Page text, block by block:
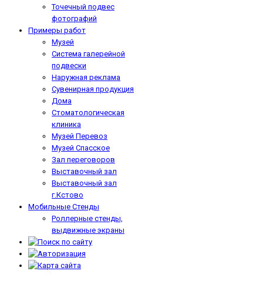
Точечный подвес
фотографий
Примеры работ
Музей
Система галерейной
подвески
Наружная реклама
Сувенирная продукция
Дома
Стоматологическая
клиника
Музей Перевоз
Музей Спасское
Зал переговоров
Выставочный зал
Выставочный зал
г.Кстово
Мобильные Стенды
Роллерные стенды,
выдвижные экраны